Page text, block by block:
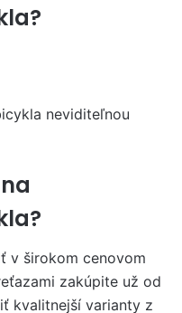
neviditeľnou
v širokom cenovom
zakúpite už od
kvalitnejší varianty z